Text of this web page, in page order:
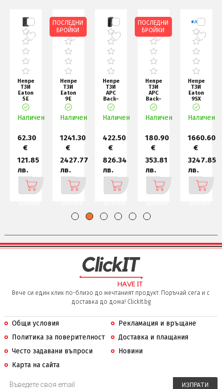
Непрекъсваем
ТЗИ
Eaton
5E
550
IEC G2
Наличен
62.30
€
121.85
лв.
Непрекъсваем
ТЗИ
Eaton
9E
3000i
Rack2U
Наличен
1241.30
€
2427.77
лв.
ПОСЛЕДНИ
БРОЙКИ
Непрекъсваем
ТЗИ
APC
Back-
UPS
RS
Pro
+
Наличен
422.50
€
826.34
лв.
Непрекъсваем
ТЗИ
APC
Back-
UPS
CS
650VA,
Наличен
180.90
€
353.81
лв.
ПОСЛЕДНИ
БРОЙКИ
ТЗИ
Eaton
9SX
2000i
Rack2U
Наличен
1660.60
€
3247.85
лв.
Вече си един клик по-близо до мечтаният продукт. Поръчай сега и с
доставка до дома! ClickIt.bg
Общи условия
Рекламация и връщане
Политика за поверителност
Доставка и плащания
Често задавани въпроси
Новини
Карта на сайта